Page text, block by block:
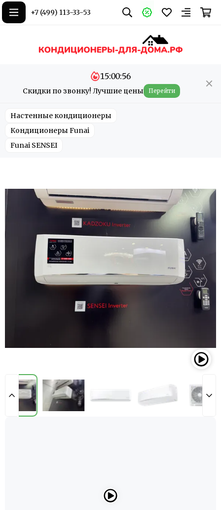
+7 (499) 113-33-53
Скидки по звонку! Лучшие цены
15:00:56
Перейти
Настенные кондиционеры
Кондиционеры Funai
Funai SENSEI